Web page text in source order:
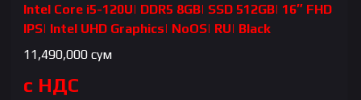
Intel Core i5-120U| DDR5 8GB| SSD 512GB| 16″ FHD
IPS| Intel UHD Graphics| NoOS| RU| Black
11,490,000 сум
с НДС